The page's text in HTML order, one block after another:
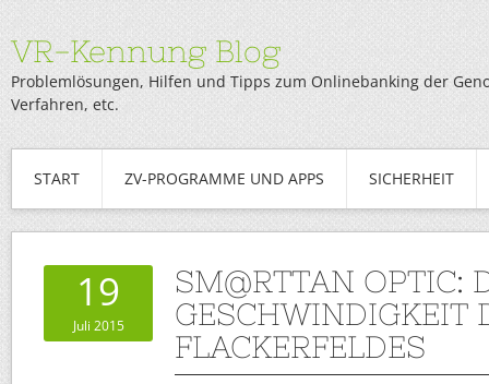
VR-Kennung Blog
Problemlösungen, Hilfen und Tipps zum Onlinebanking der
Verfahren, etc.
START ZV-PROGRAMME UND APPS SICHERHEIT
19
Juli 2015
SM@RTTAN OPTIC:
GESCHWINDIGKEIT
FLACKERFELDES